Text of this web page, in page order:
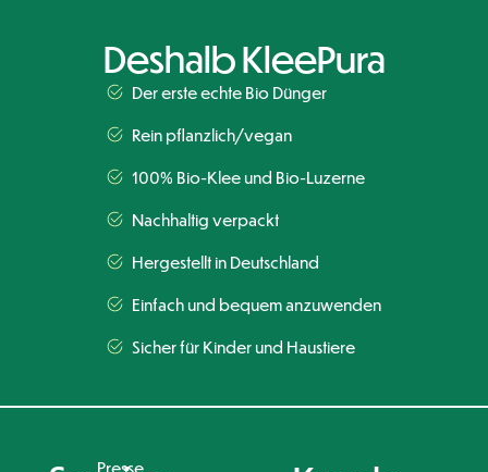
Deshalb KleePura
Der erste echte Bio Dünger
Rein pflanzlich/vegan
100% Bio-Klee und Bio-Luzerne
Nachhaltig verpackt
Hergestellt in Deutschland
Einfach und bequem anzuwenden
Sicher für Kinder und Haustiere
Presse